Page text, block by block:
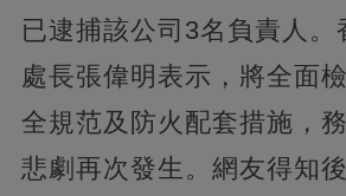
已逮捕該公司3名負責人。
處長張偉明表示，將全面
全規范及防火配套措施，
悲劇再次發生。網友得知